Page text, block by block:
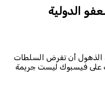
الدولية
الذهول أن تفرض السلطات
على فيسبوك ليست جريمة